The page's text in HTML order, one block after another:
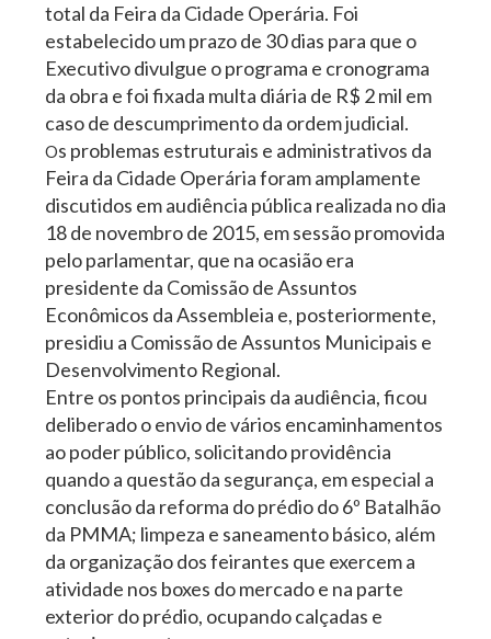
total da Feira da Cidade Operária. Foi
estabelecido um prazo de 30 dias para que o
Executivo divulgue o programa e cronograma
da obra e foi fixada multa diária de R$ 2 mil em
caso de descumprimento da ordem judicial.
Os problemas estruturais e administrativos da
Feira da Cidade Operária foram amplamente
discutidos em audiência pública realizada no dia
18 de novembro de 2015, em sessão promovida
pelo parlamentar, que na ocasião era
presidente da Comissão de Assuntos
Econômicos da Assembleia e, posteriormente,
presidiu a Comissão de Assuntos Municipais e
Desenvolvimento Regional.
Entre os pontos principais da audiência, ficou
deliberado o envio de vários encaminhamentos
ao poder público, solicitando providência
quando a questão da segurança, em especial a
conclusão da reforma do prédio do 6º Batalhão
da PMMA; limpeza e saneamento básico, além
da organização dos feirantes que exercem a
atividade nos boxes do mercado e na parte
exterior do prédio, ocupando calçadas e